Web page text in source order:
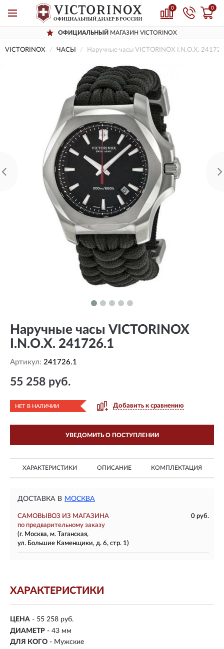
0 0
ОФИЦИАЛЬНЫЙ МАГАЗИН VICTORINOX
VICTORINOX ЧАСЫ Наручные часы VICTORINOX I.N.O.X.
Наручные часы VICTORINOX
I.N.O.X. 241726.1
Артикул: 241726.1
55 258 руб.
НЕТ В НАЛИЧИИ Добавить к сравнению
УВЕДОМИТЬ О ПОСТУПЛЕНИИ
ХАРАКТЕРИСТИКИ ОПИСАНИЕ КОМПЛЕКТАЦИЯ
ДОСТАВКА В МОСКВА
САМОВЫВОЗ ИЗ МАГАЗИНА
0 руб.
по предварительному заказу
(г. Москва, м. Таганская,
ул. Большие Каменщики, д. 6, стр. 1)
ХАРАКТЕРИСТИКИ
ЦЕНА - 55 258 руб.
ДИАМЕТР - 43 мм
ДЛЯ КОГО - Мужские